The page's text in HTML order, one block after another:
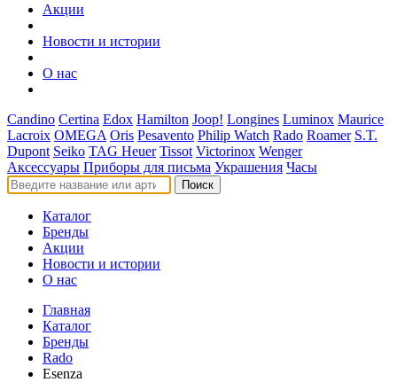
Акции
Новости и истории
О нас
Candino Certina Edox Hamilton Joop! Longines Luminox Maurice
Lacroix OMEGA Oris Pesavento Philip Watch Rado Roamer S.T.
Dupont Seiko TAG Heuer Tissot Victorinox Wenger
Аксессуары Приборы для письма Украшения Часы
Поиск
Каталог
Бренды
Акции
Новости и истории
О нас
Главная
Каталог
Бренды
Rado
Esenza